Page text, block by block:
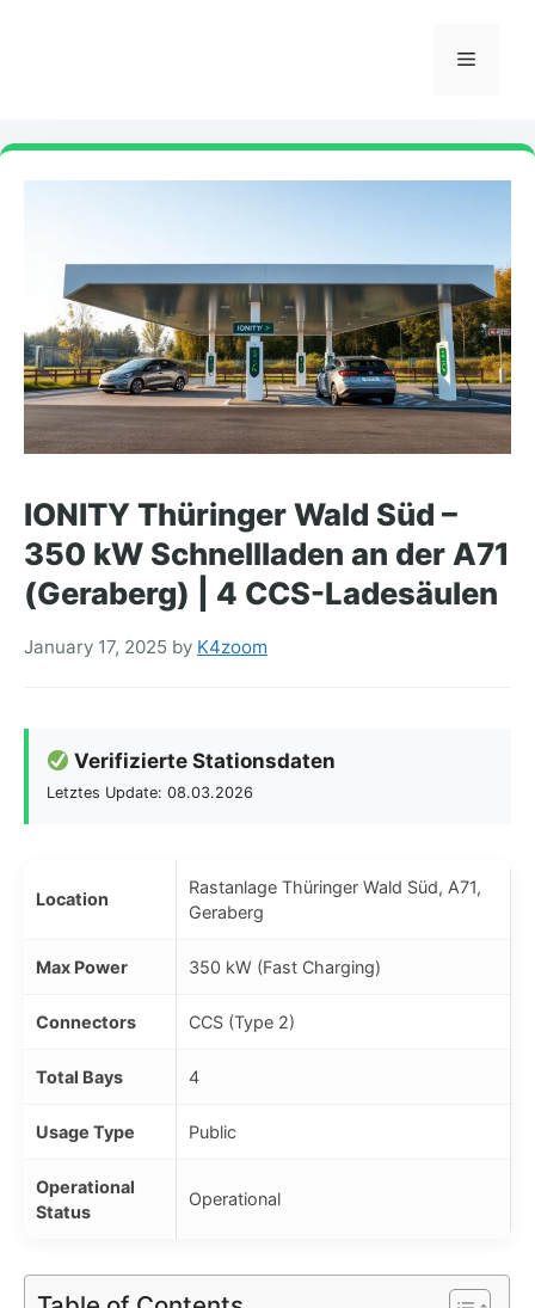
Menu
IONITY Thüringer Wald Süd –
350 kW Schnellladen an der A71
(Geraberg) | 4 CCS-Ladesäulen
January 17, 2025 by K4zoom
Verifizierte Stationsdaten
Letztes Update: 08.03.2026
Location
Rastanlage Thüringer Wald Süd, A71,
Geraberg
Max Power 350 kW (Fast Charging)
Connectors CCS (Type 2)
Total Bays 4
Usage Type Public
Operational
Status
Operational